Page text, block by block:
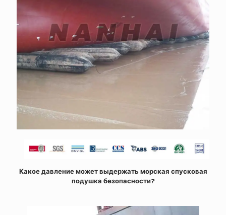
Какое давление может выдержать морская спусковая
подушка безопасности?